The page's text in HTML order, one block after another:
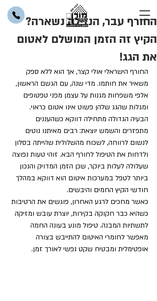
החורף עבר, הנזילה נשארה?
הקיץ זה הזמן המושלם לאטום
את הגג!
החורף הישראלי אולי קצר, אך הוא ללא ספק
משאיר את חותמו. מדי שנה, עם הגשם הראשון,
אלפי משפחות מגנות על עצמן מפני טפטופים
ומגלות שהגג שלהן פשוט אינו אטום כראוי.
הבעיה הגדולה מתחילה דווקא כשהעננים
מתפזרים והשמש יוצאת: רבים מאיתנו נוטים
לנשום לרווחה, לשכוח מהשלולית שהייתה בסלון
ולדחות את הטיפול לחורף הבא. זוהי טעות נפוצה
שעלולה לעלות ביוקר, שכן הזמן המדויק והנכון
ביותר לטפל במערכות איטום הוא דווקא במהלך
חודשי הקיץ החמים והיבשים.
כאשר מחכים לרגע האחרון, פוגשים את הרטיבות
כשהיא כבר חקוקה בקירות, יוצרת עובש ומזיקה
לתשתיות המבנה. טיפול מונע בעונה החמה
מאפשר לחומרי האיטום להתייבש בצורה
אופטימלית ומבטיח שקט נפשי לאורך זמן.